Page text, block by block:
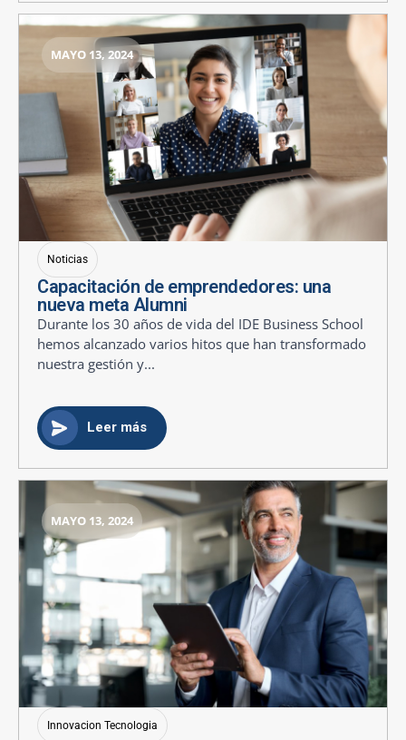
MAYO 13, 2024
Noticias
Capacitación de emprendedores: una
nueva meta Alumni
Durante los 30 años de vida del IDE Business School
hemos alcanzado varios hitos que han transformado
nuestra gestión y...
Leer más
MAYO 13, 2024
Innovacion Tecnologia